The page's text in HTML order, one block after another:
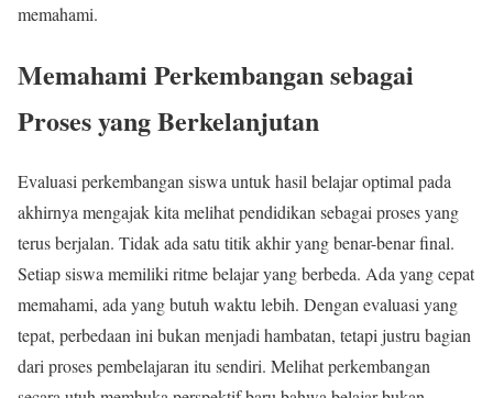
memahami.
Memahami Perkembangan sebagai
Proses yang Berkelanjutan
Evaluasi perkembangan siswa untuk hasil belajar optimal pada
akhirnya mengajak kita melihat pendidikan sebagai proses yang
terus berjalan. Tidak ada satu titik akhir yang benar-benar final.
Setiap siswa memiliki ritme belajar yang berbeda. Ada yang cepat
memahami, ada yang butuh waktu lebih. Dengan evaluasi yang
tepat, perbedaan ini bukan menjadi hambatan, tetapi justru bagian
dari proses pembelajaran itu sendiri. Melihat perkembangan